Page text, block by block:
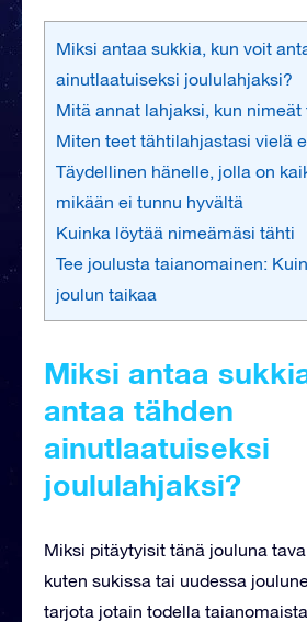
Miksi antaa sukkia, kun voit
ainutlaatuiseksi joululahjaksi?
Mitä annat lahjaksi, kun nimeät
Miten teet tähtilahjastasi vielä
Täydellinen hänelle, jolla on
mikään ei tunnu hyvältä
Kuinka löytää nimeämäsi tähti
Tee joulusta taianomainen:
joulun taikaa
Miksi antaa
antaa tähden
ainutlaatuiseksi
joululahjaksi?
Miksi pitäytyisit tänä jouluna
kuten sukissa tai uudessa
tarjota jotain todella